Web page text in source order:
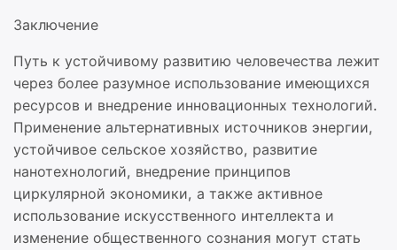
Заключение
Путь к устойчивому развитию человечества лежит
через более разумное использование имеющихся
ресурсов и внедрение инновационных технологий.
Применение альтернативных источников энергии,
устойчивое сельское хозяйство, развитие
нанотехнологий, внедрение принципов
циркулярной экономики, а также активное
использование искусственного интеллекта и
изменение общественного сознания могут стать